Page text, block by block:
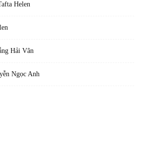
Helen
Hải Vân
Ngọc Anh